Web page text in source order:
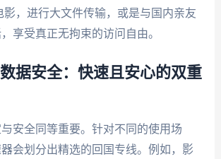
影，进行大文件传输，或是与国内亲友
享受真正无拘束的访问自由。
据安全：快速且安心的双重
安全同等重要。针对不同的使用场
会划分出精选的回国专线。例如，影